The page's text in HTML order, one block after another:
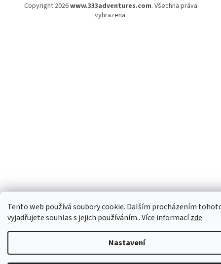
Tento web používá soubory cookie. Dalším procházením
vyjadřujete souhlas s jejich používáním.. Více informacízde.
Nastavení
Copyright 2026www.333adventures.com. Všechna práva
vyhrazena.